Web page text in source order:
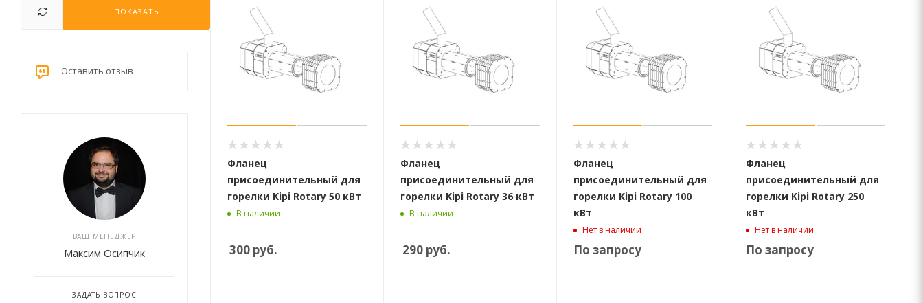
Фланец
присоединительный для
горелки Kipi Rotary 50 кВт
В наличии
300 руб.
Фланец
присоединительный для
горелки Kipi Rotary 36 кВт
В наличии
290руб.
Фланец
присоединительный для
горелки Kipi Rotary 100
кВт
Нет в наличии
По запросу
Фланец
присоединительный для
горелки Kipi Rotary 250
кВт
Нет в наличии
По запросу
ПОКАЗАТЬ
Оставить отзыв
ВАШ МЕНЕДЖЕР
Максим Осипчик
ЗАДАТЬ ВОПРОС